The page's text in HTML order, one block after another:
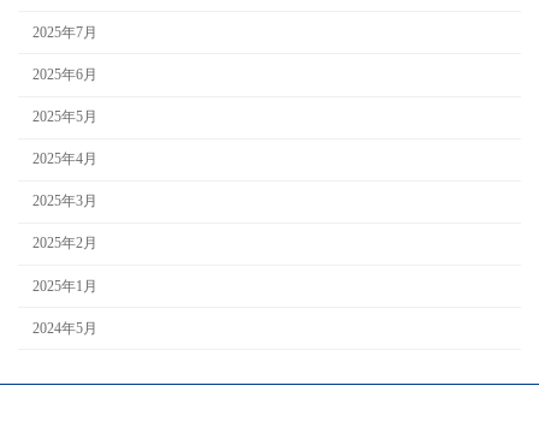
2025年7月
2025年6月
2025年5月
2025年4月
2025年3月
2025年2月
2025年1月
2024年5月